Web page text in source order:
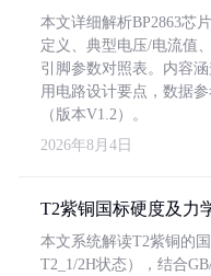
本文详细解析BP2863芯
定义、典型电压/电流值
引脚参数对照表。内容
用电路设计要点，数据
（版本V1.2）。
2026年8月4日
T2紫铜国标硬度及力
本文系统解读T2紫铜的
T2_1/2H状态），结合